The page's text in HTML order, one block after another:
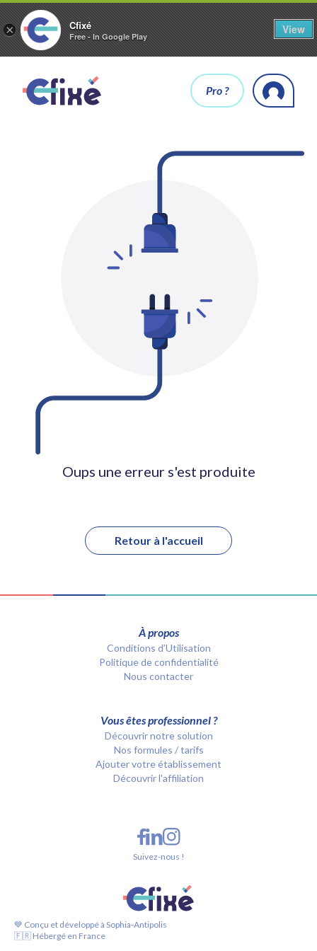
× Cfixé
Free - In Google Play
View
Pro ?
Oups une erreur s'est produite
Retour à l'accueil
À propos
Conditions d’Utilisation
Politique de confidentialité
Nous contacter
Vous êtes professionnel ?
Découvrir notre solution
Nos formules / tarifs
Ajouter votre établissement
Découvrir l'affiliation
💙 Conçu et développé à Sophia-Antipolis
🇫🇷 Hébergé en France
Suivez-nous !